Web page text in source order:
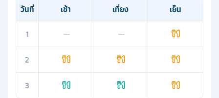
วันที่ เช้า เที่ยง
เย็น
1
— —
2
3